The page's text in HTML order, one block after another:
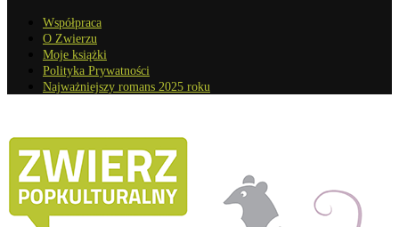
Współpraca
O Zwierzu
Moje książki
Polityka Prywatności
Najważniejszy romans 2025 roku